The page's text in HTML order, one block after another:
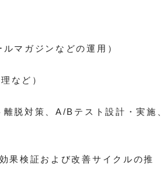
マガジンなどの運用）
など）
脱対策、A/Bテスト設計・実施、
果検証および改善サイクルの推